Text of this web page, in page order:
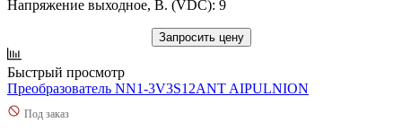
Напряжение выходное, В. (VDC): 9
Запросить цену
Быстрый просмотр
Преобразователь NN1-3V3S12ANT AIPULNION
Под заказ